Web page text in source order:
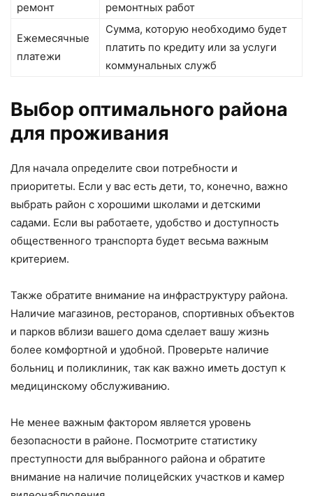
ремонт
ремонтных работ
Ежемесячные
платежи
Сумма, которую необходимо будет
платить по кредиту или за услуги
коммунальных служб
Выбор оптимального района
для проживания
Для начала определите свои потребности и
приоритеты. Если у вас есть дети, то, конечно, важно
выбрать район с хорошими школами и детскими
садами. Если вы работаете, удобство и доступность
общественного транспорта будет весьма важным
критерием.
Также обратите внимание на инфраструктуру района.
Наличие магазинов, ресторанов, спортивных объектов
и парков вблизи вашего дома сделает вашу жизнь
более комфортной и удобной. Проверьте наличие
больниц и поликлиник, так как важно иметь доступ к
медицинскому обслуживанию.
Не менее важным фактором является уровень
безопасности в районе. Посмотрите статистику
преступности для выбранного района и обратите
внимание на наличие полицейских участков и камер